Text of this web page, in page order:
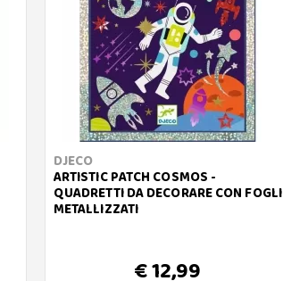
DJECO
ARTISTIC PATCH COSMOS -
QUADRETTI DA DECORARE CON FOGLI
METALLIZZATI
€ 12,99